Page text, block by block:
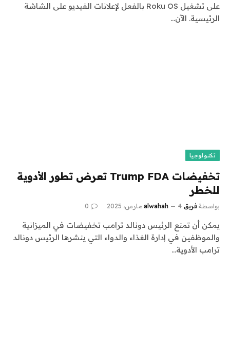
على تشغيل Roku OS بالفعل لإعلانات الفيديو على الشاشة
الرئيسية. الآن…
تكنولوجيا
تخفيضات Trump FDA تعرض تطور الأدوية
للخطر
بواسطة فريق alwahah 4 مارس، 2025 0
يمكن أن تمنع الرئيس دونالد ترامب تخفيضات في الميزانية
والموظفين في إدارة الغذاء والدواء التي ينشرها الرئيس دونالد
ترامب الأدوية…